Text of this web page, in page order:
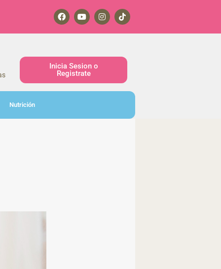
Inicia Sesion o
Registrate
Nutrición